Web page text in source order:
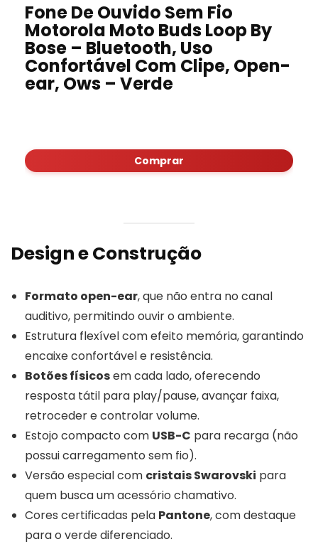
Fone De Ouvido Sem Fio
Motorola Moto Buds Loop By
Bose – Bluetooth, Uso
Confortável Com Clipe, Open-
ear, Ows – Verde
Comprar
Design e Construção
Formato open-ear, que não entra no canal
auditivo, permitindo ouvir o ambiente.
Estrutura flexível com efeito memória, garantindo
encaixe confortável e resistência.
Botões físicosem cada lado, oferecendo
resposta tátil para play/pause, avançar faixa,
retroceder e controlar volume.
Estojo compacto com USB-C para recarga (não
possui carregamento sem fio).
Versão especial com cristais Swarovski para
quem busca um acessório chamativo.
Cores certificadas pela Pantone, com destaque
para o verde diferenciado.